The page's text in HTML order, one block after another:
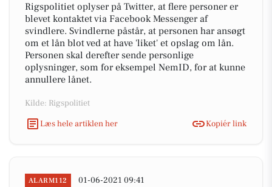
Rigspolitiet oplyser på Twitter, at flere personer er
blevet kontaktet via Facebook Messenger af
svindlere. Svindlerne påstår, at personen har ansøgt
om et lån blot ved at have 'liket' et opslag om lån.
Personen skal derefter sende personlige
oplysninger, som for eksempel NemID, for at kunne
annullere lånet.
Kilde: Rigspolitiet
Læs hele artiklen her
Kopiér link
ALARM112 01-06-2021 09:41